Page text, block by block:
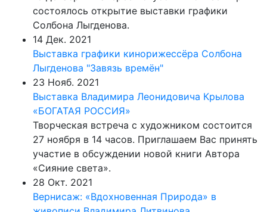
состоялось открытие выставки графики
Солбона Лыгденова.
14 Дек. 2021
Выставка графики кинорижессёра Солбона
Лыгденова "Завязь времён"
23 Нояб. 2021
Выставка Владимира Леонидовича Крылова
«БОГАТАЯ РОССИЯ»
Творческая встреча с художником состоится
27 ноября в 14 часов. Приглашаем Вас принять
участие в обсуждении новой книги Автора
«Сияние света».
28 Окт. 2021
Вернисаж: «Вдохновенная Природа» в